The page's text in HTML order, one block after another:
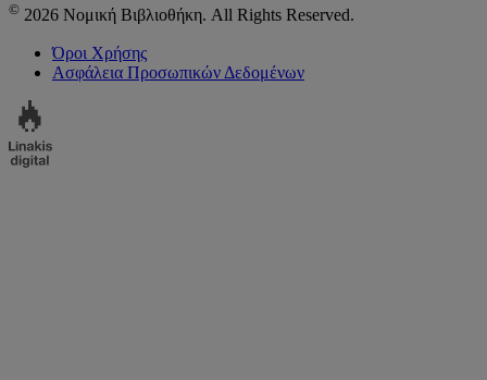
© 2026 Νομική Βιβλιοθήκη. All Rights Reserved.
Όροι Χρήσης
Ασφάλεια Προσωπικών Δεδομένων